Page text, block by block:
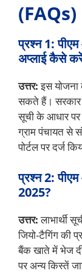
(FAQs)
प्रश्न 1:
अप्लाई कैसे
उत्तर:इस योजना
सकते हैं। सरकार
सूची के आधार पर
ग्राम पंचायत से
पोर्टल पर दर्ज
प्रश्न 2:
2025?
उत्तर:लाभार्थी
जियो-टैगिंग की
बैंक खाते में भेज
पर अन्य किस्तें